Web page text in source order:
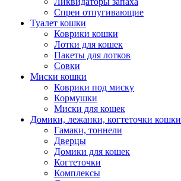
Спреи отпугивающие
Туалет кошки
Коврики кошки
Лотки для кошек
Пакеты для лотков
Совки
Миски кошки
Коврики под миску
Кормушки
Миски для кошек
Домики, лежанки, когтеточки кошки
Гамаки, тоннели
Дверцы
Домики для кошек
Когтеточки
Комплексы